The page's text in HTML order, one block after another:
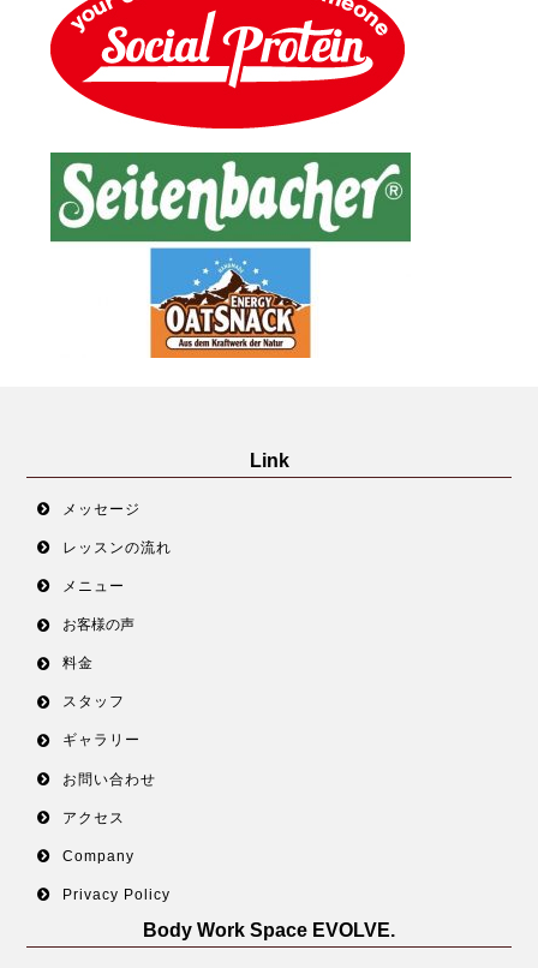
Link
メッセージ
レッスンの流れ
メニュー
お客様の声
料金
スタッフ
ギャラリー
お問い合わせ
アクセス
Company
Privacy Policy
Body Work Space EVOLVE.